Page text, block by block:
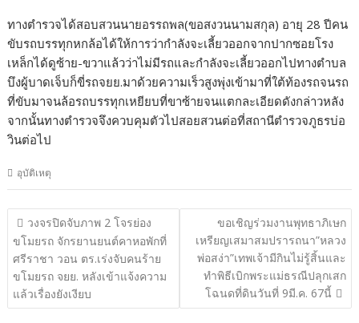
ทางตำรวจได้สอบสวนนายอรรถพล(ขอสงวนนามสกุล) อายุ 28 ปีคน
ขับรถบรรทุกหกล้อได้ให้การว่ากำลังจะเลี้ยวออกจากปากซอยโรง
เหล็กได้ดูซ้าย-ขวาแล้วว่าไม่มีรถและกำลังจะเลี้ยวออกไปทางตำบล
บึงผู้บาดเจ็บก็ขี่รถจยย.มาด้วยความเร็วสูงพุ่งเข้ามาที่ใต้ท้องรถจนรถ
ที่ขับมาจนล้อรถบรรทุกเหยียบที่ขาซ้ายจนแตกละเอียดดังกล่าวหลัง
จากนั้นทางตำรวจจึงควบคุมตัวไปสอยสวนต่อที่สถานีตำรวจภูธรบ่อ
วินต่อไป
อุบัติเหตุ
แนะแนว
เรื่อง
วงจรปิดจับภาพ 2 โจรย่อง
ขโมยรถ จักรยานยนต์คาหอพักที่
ศรีราชา วอน ตร.เร่งจับคนร้าย
ขโมยรถ จยย. หลังเข้าแจ้งความ
แล้วเรื่องยังเงียบ
ขอเชิญร่วมงานพุทธาภิเษก
เหรียญเสมาสมปรารถนา”หลวง
พ่อสง่า”เทพเจ้ามีกินไม่รู้สิ้นและ
ทำพิธีเบิกพระแม่ธรณีปลุกเสก
โฉนดที่ดินวันที่ 9มี.ค. 67นี้